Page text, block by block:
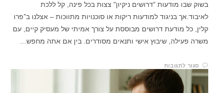
בשוק שבו מודעות "דרושים ניקיון" צצות בכל פינה, קל ללכת
לאיבוד.אך בניגוד למודעות ריקות או סוכנויות מתווכות – אצלנו ב־פרו
קלין, כל מודעת דרושים מבוססת על צורך אמיתי של מעסיק קיים, עם
משרה פעילה, שיבוץ אישי ותנאים מסודרים. בין אם אתה מחפש…
סגור לתגובות